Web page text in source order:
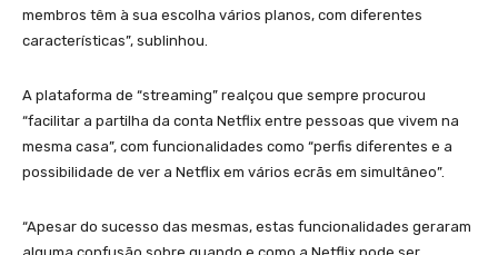
membros têm à sua escolha vários planos, com diferentes
características”, sublinhou.
A plataforma de “streaming” realçou que sempre procurou
“facilitar a partilha da conta Netflix entre pessoas que vivem na
mesma casa”, com funcionalidades como “perfis diferentes e a
possibilidade de ver a Netflix em vários ecrãs em simultâneo”.
“Apesar do sucesso das mesmas, estas funcionalidades geraram